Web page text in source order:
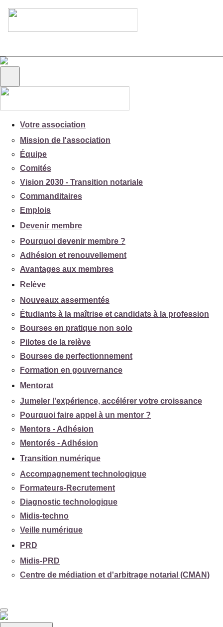
Votre association
Mission de l'association
Équipe
Comités
Vision 2030 - Transition notariale
Commanditaires
Emplois
Devenir membre
Pourquoi devenir membre ?
Adhésion et renouvellement
Avantages aux membres
Relève
Nouveaux assermentés
Étudiants à la maîtrise et candidats à la profession
Bourses en pratique non solo
Pilotes de la relève
Bourses de perfectionnement
Formation en gouvernance
Mentorat
Jumeler l'expérience, accélérer votre croissance
Pourquoi faire appel à un mentor ?
Mentors - Adhésion
Mentorés - Adhésion
Transition numérique
Accompagnement technologique
Formateurs-Recrutement
Diagnostic technologique
Midis-techno
Veille numérique
PRD
Midis-PRD
Centre de médiation et d'arbitrage notarial (CMAN)